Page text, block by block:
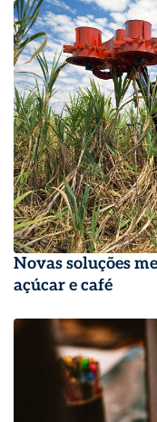
ferramentas que
das soluções é uma
café do solo
Novas soluções
açúcar e café